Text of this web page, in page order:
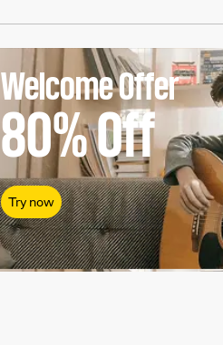
Welcome Offer
80%Off
Try now